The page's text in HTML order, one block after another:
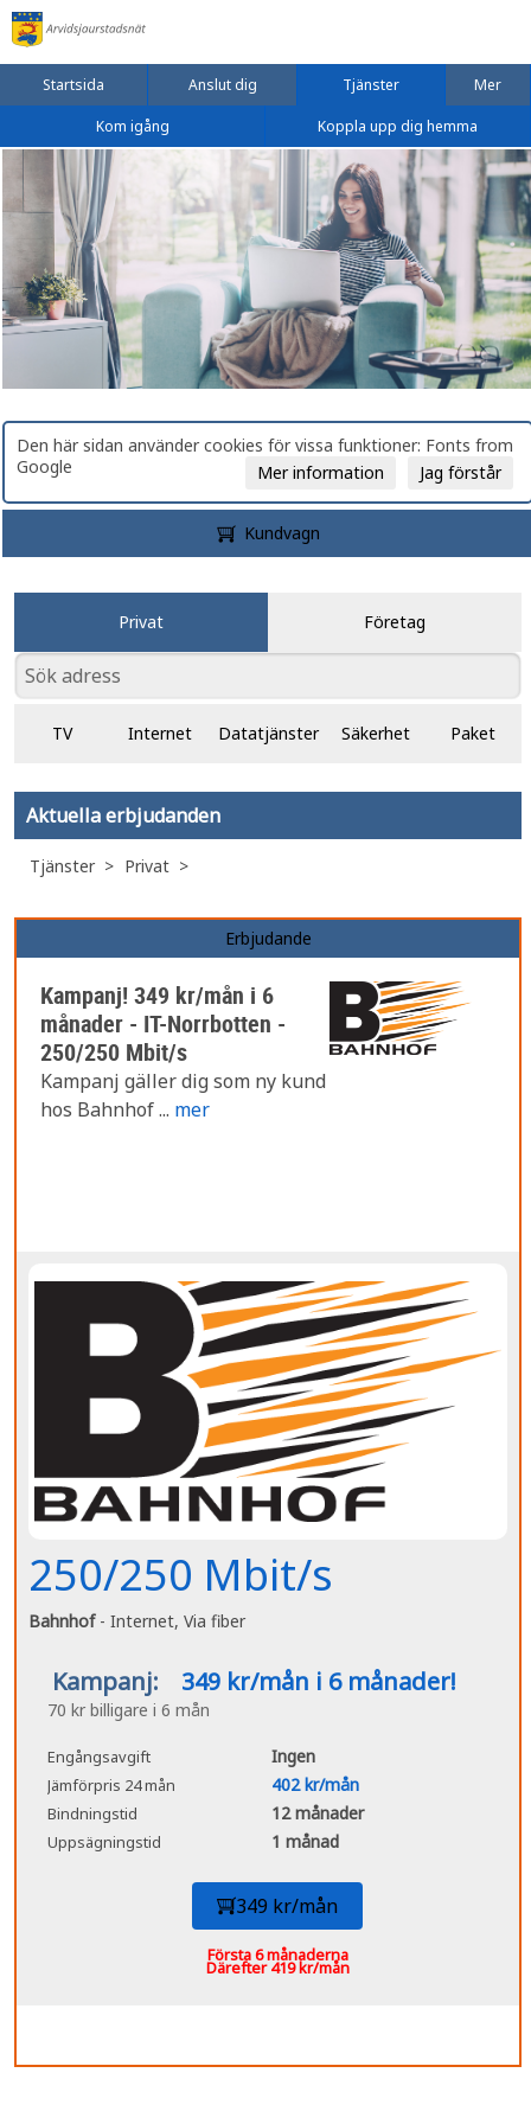
Startsida Anslut dig Tjänster Mer
Kom igång Koppla upp dig hemma
Den här sidan använder cookies för vissa funktioner: Fonts from
Google
Jag förstår
Mer information
Kundvagn
Privat Företag
TV Internet Datatjänster Säkerhet Paket
Aktuella erbjudanden
Tjänster Privat
Erbjudande
Kampanj! 349 kr/mån i 6
månader - IT-Norrbotten -
250/250 Mbit/s
Kampanj gäller dig som ny kund
hos Bahnhof ... mer
250/250 Mbit/s
Bahnhof- Internet, Via fiber
Kampanj: 349 kr/mån i 6 månader!
70 kr billigare i 6 mån
Engångsavgift Ingen
Jämförpris 24 mån 402 kr/mån
Bindningstid 12 månader
Uppsägningstid 1 månad
349 kr/mån
Första 6 månaderna
Därefter 419 kr/mån